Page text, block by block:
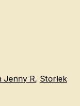
Jenny R, Storlek